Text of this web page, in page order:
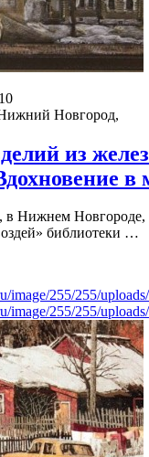
Новгород,
из
в
в Нижнем
библиотеки …
image/255/255/
image/255/255/